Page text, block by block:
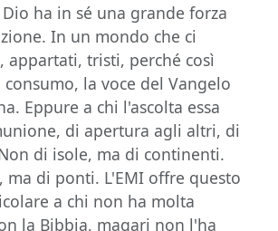
ha in sé una grande forza
In un mondo che ci
appartati, tristi, perché così
la voce del Vangelo
Eppure a chi l'ascolta essa
di apertura agli altri, di
di isole, ma di continenti.
ma di ponti. L'EMI offre questo
a chi non ha molta
la Bibbia, magari non l'ha